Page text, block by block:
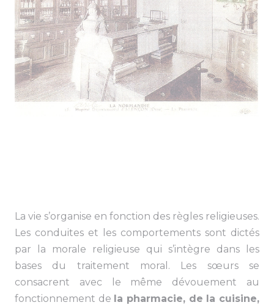
La vie s’organise en fonction des règles religieuses.
Les conduites et les comportements sont dictés
par la morale religieuse qui s’intègre dans les
bases du traitement moral. Les sœurs se
consacrent avec le même dévouement au
fonctionnement de la pharmacie, de la cuisine,